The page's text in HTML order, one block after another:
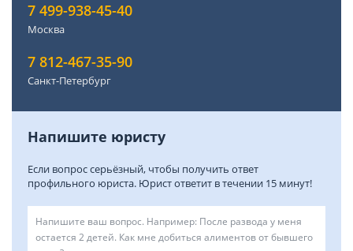
7 499-938-45-40
Москва
7 812-467-35-90
Санкт-Петербург
Напишите юристу
Если вопрос серьёзный, чтобы получить ответ
профильного юриста. Юрист ответит в течении 15 минут!